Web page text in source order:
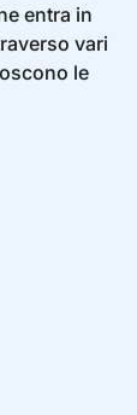
entra in
vari
le